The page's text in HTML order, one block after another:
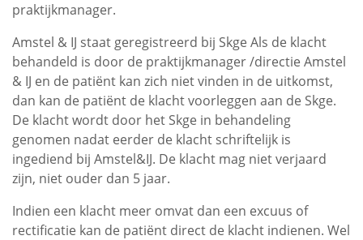
praktijkmanager.
Amstel & IJ staat geregistreerd bij Skge Als de klacht
behandeld is door de praktijkmanager /directie Amstel
& IJ en de patiënt kan zich niet vinden in de uitkomst,
dan kan de patiënt de klacht voorleggen aan de Skge.
De klacht wordt door het Skge in behandeling
genomen nadat eerder de klacht schriftelijk is
ingediend bij Amstel&IJ. De klacht mag niet verjaard
zijn, niet ouder dan 5 jaar.
Indien een klacht meer omvat dan een excuus of
rectificatie kan de patiënt direct de klacht indienen. Wel